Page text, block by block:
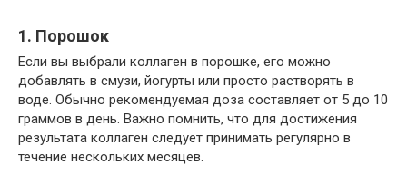
1. Порошок
Если вы выбрали коллаген в порошке, его можно
добавлять в смузи, йогурты или просто растворять в
воде. Обычно рекомендуемая доза составляет от 5 до 10
граммов в день. Важно помнить, что для достижения
результата коллаген следует принимать регулярно в
течение нескольких месяцев.